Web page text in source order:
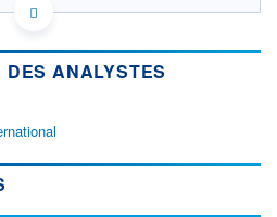
CLÔTURE VEILLE
DES ANALYSTES